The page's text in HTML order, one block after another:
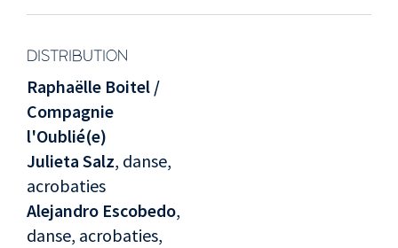
DISTRIBUTION
Raphaëlle Boitel /
Compagnie
l'Oublié(e)
Julieta Salz, danse,
acrobaties
Alejandro Escobedo,
danse, acrobaties,